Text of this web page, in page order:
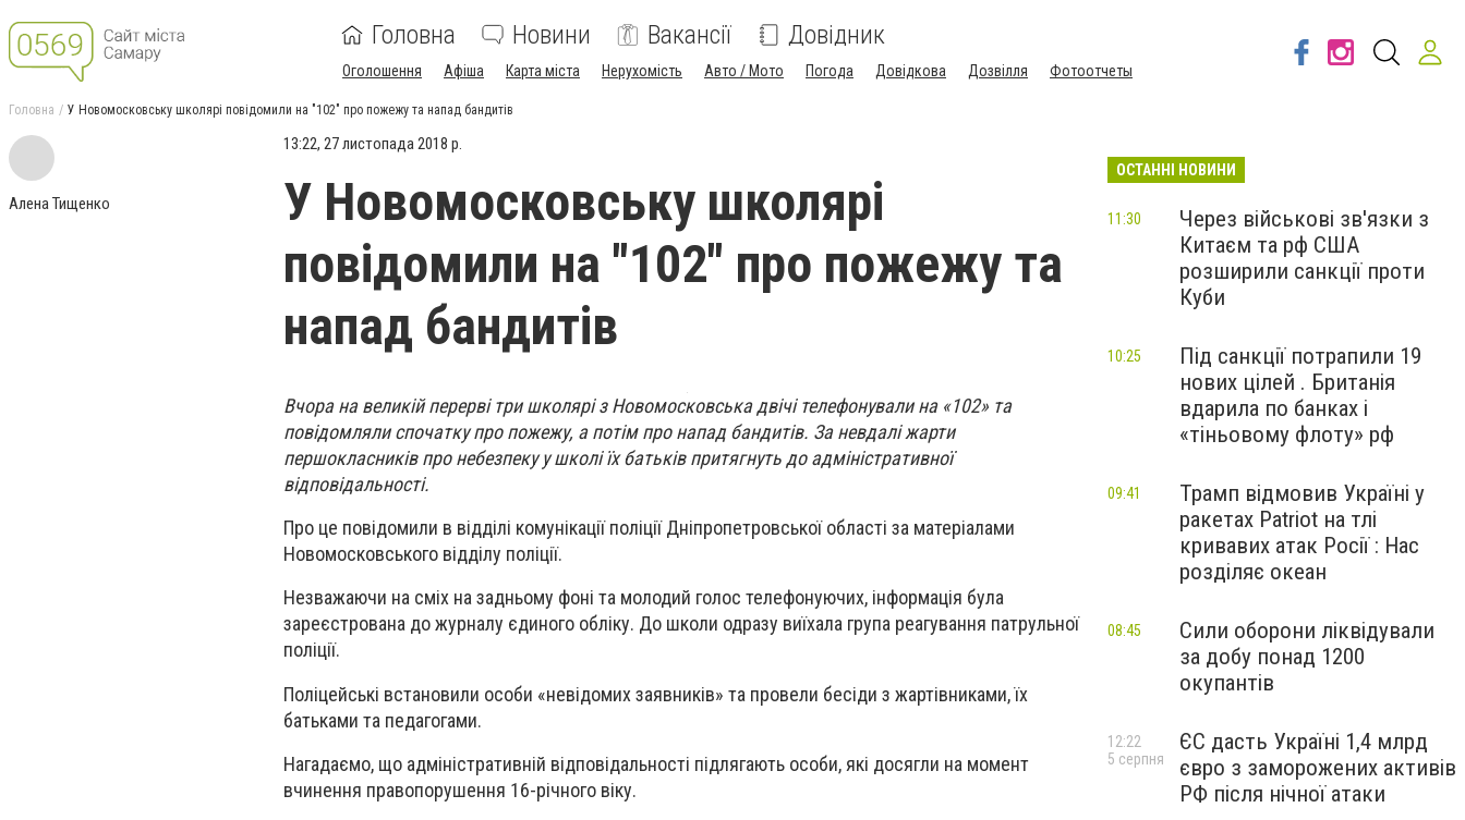
Головна Новини Вакансії Довідник
Оголошення Афіша Карта міста Нерухомість Авто / Мото Погода Довідкова Дозвілля Фотоотчеты
Головна У Новомосковську школярі повідомили на "102" про пожежу та напад бандитів
Алена Тищенко
13:22, 27 листопада 2018 р.
У Новомосковську школярі
повідомили на "102" про пожежу та
напад бандитів
Вчора на великій перерві три школярі з Новомосковська двічі телефонували на «102» та
повідомляли спочатку про пожежу, а потім про напад бандитів. За невдалі жарти
першокласників про небезпеку у школі їх батьків притягнуть до адміністративної
відповідальності.
Про це повідомили в відділі комунікації поліції Дніпропетровської області за матеріалами
Новомосковського відділу поліції.
Незважаючи на сміх на задньому фоні та молодий голос телефонуючих, інформація була
зареєстрована до журналу єдиного обліку. До школи одразу виїхала група реагування патрульної
поліції.
Поліцейські встановили особи «невідомих заявників» та провели бесіди з жартівниками, їх
батьками та педагогами.
Нагадаємо, що адміністративній відповідальності підлягають особи, які досягли на момент
вчинення правопорушення 16-річного віку.
ОСТАННІ НОВИНИ
Через військові зв'язки з
Китаєм та рф США
розширили санкції проти
Куби
11:30
Під санкції потрапили 19
нових цілей . Британія
вдарила по банках і
«тіньовому флоту» рф
10:25
Трамп відмовив Україні у
ракетах Patriot на тлі
кривавих атак Росії : Нас
розділяє океан
09:41
Сили оборони ліквідували
за добу понад 1200
окупантів
08:45
ЄС дасть Україні 1,4 млрд
євро з заморожених активів
РФ після нічної атаки
12:22
5 серпня